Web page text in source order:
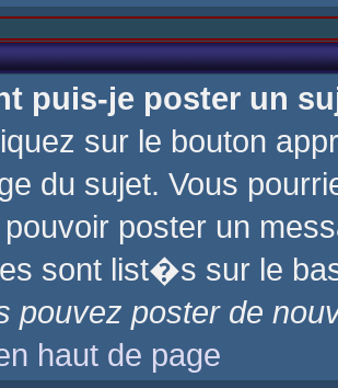
puis-je poster un
sur le bouton
du sujet. Vous
poster un
sont list�s sur le
pouvez poster de
haut de page